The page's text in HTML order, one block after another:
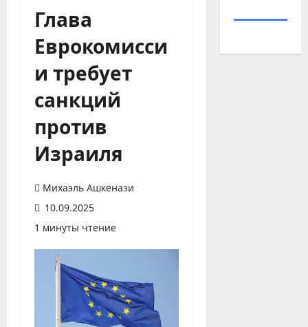
Глава
Еврокомисси
и требует
санкций
против
Израиля
Михаэль Ашкенази
10.09.2025
1 минуты чтение